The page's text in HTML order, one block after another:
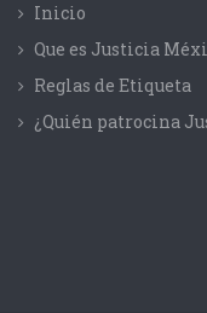
Inicio
Que es Justicia
Reglas de Etiqueta
¿Quién patrocina